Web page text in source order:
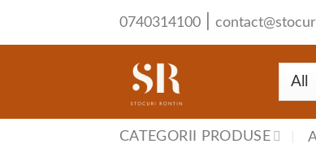
to
0740314100
CATEGORII PRODUSE